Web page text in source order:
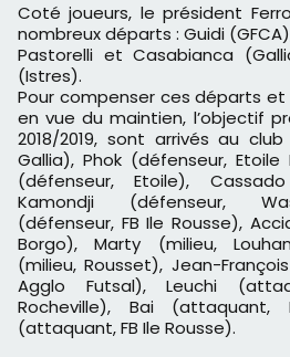
Coté joueurs, le président
nombreux départs : Guidi
Pastorelli et Casabianca
(Istres).
Pour compenser ces départs
en vue du maintien, l’objectif
2018/2019, sont arrivés au
Gallia), Phok (défenseur, Etoile
(défenseur, Etoile),
Kamondji (défenseur,
(défenseur, FB Ile Rousse),
Borgo), Marty (milieu,
(milieu, Rousset), Jean-
Agglo Futsal), Leuchi
Rocheville), Bai
(attaquant, FB Ile Rousse).